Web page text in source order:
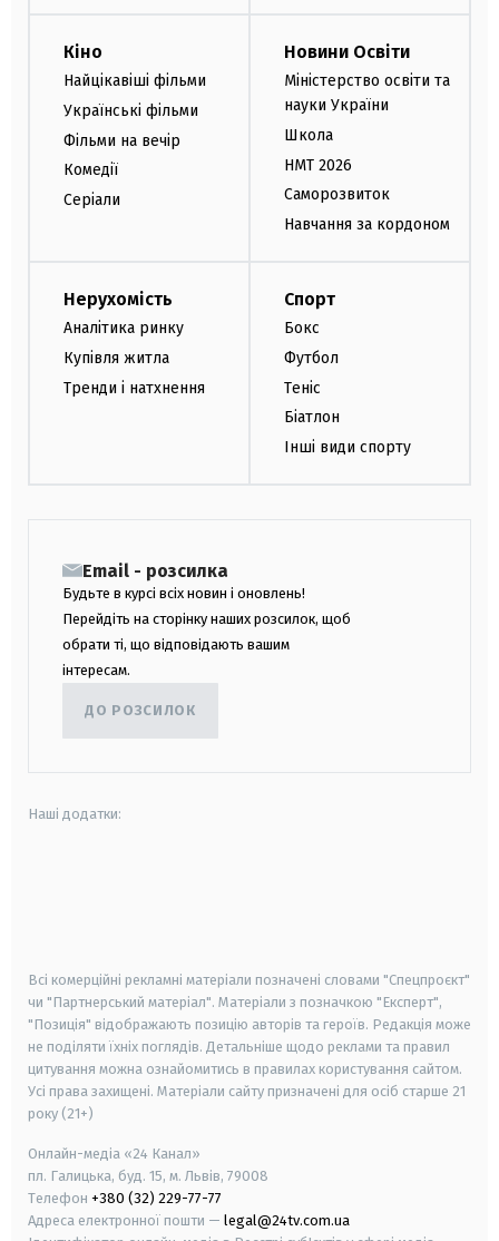
Кіно
Найцікавіші фільми
Українські фільми
Фільми на вечір
Комедії
Серіали
Новини Освіти
Міністерство освіти та
науки України
Школа
НМТ 2026
Саморозвиток
Навчання за кордоном
Нерухомість
Аналітика ринку
Купівля житла
Тренди і натхнення
Спорт
Бокс
Футбол
Теніс
Біатлон
Інші види спорту
Email - розсилка
Будьте в курсі всіх новин і оновлень!
Перейдіть на сторінку наших розсилок, щоб
обрати ті, що відповідають вашим
інтересам.
ДО РОЗСИЛОК
Наші додатки:
Всі комерційні рекламні матеріали позначені словами "Спецпроєкт"
чи "Партнерський матеріал". Матеріали з позначкою "Експерт",
"Позиція" відображають позицію авторів та героїв. Редакція може
не поділяти їхніх поглядів. Детальніше щодо реклами та правил
цитування можна ознайомитись в правилах користування сайтом.
Усі права захищені. Матеріали сайту призначені для осіб старше 21
року (21+)
Онлайн-медіа «24 Канал»
пл. Галицька, буд. 15, м. Львів, 79008
Телефон +380 (32) 229-77-77
Адреса електронної пошти — legal@24tv.com.ua